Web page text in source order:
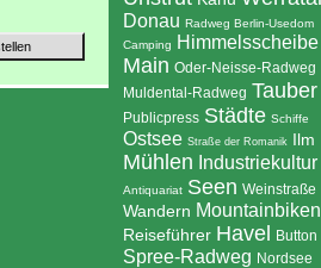
Donau Radweg Berlin-Usedom
Camping
Himmelsscheibe
Main Oder-Neisse-Radweg
Muldental-Radweg Tauber
Publicpress Städte Schiffe
Ostsee Straße der Romanik Ilm
Mühlen Industriekultur
Antiquariat Seen Weinstraße
Wandern Mountainbiken
Reiseführer Havel Button
Spree-Radweg Nordsee